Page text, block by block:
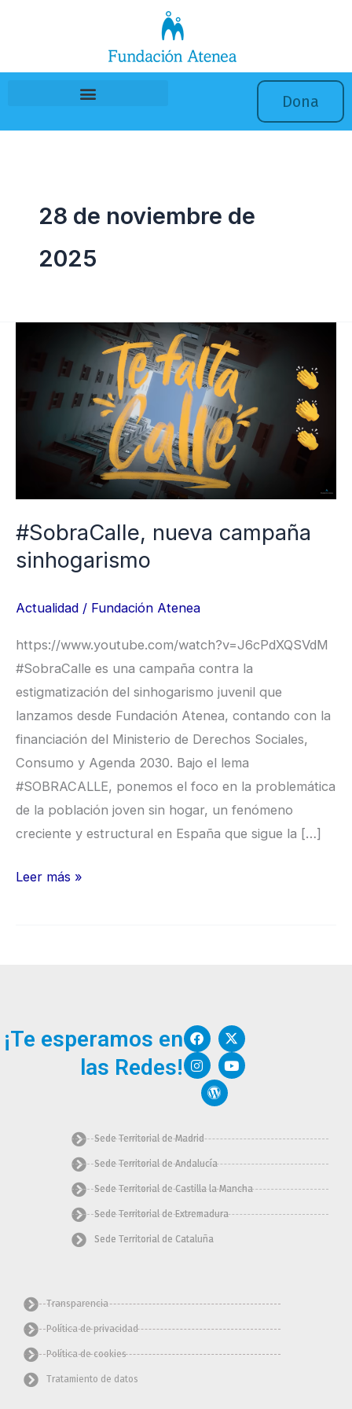
Dona
28 de noviembre de
2025
#SobraCalle, nueva campaña
sinhogarismo
Actualidad / Fundación Atenea
https://www.youtube.com/watch?v=J6cPdXQSVdM
#SobraCalle es una campaña contra la
estigmatización del sinhogarismo juvenil que
lanzamos desde Fundación Atenea, contando con la
financiación del Ministerio de Derechos Sociales,
Consumo y Agenda 2030. Bajo el lema
#SOBRACALLE, ponemos el foco en la problemática
de la población joven sin hogar, un fenómeno
creciente y estructural en España que sigue la […]
campaña
sinhogarismo
Leer más »
¡Te esperamos en
las Redes!
F
a
c
e
b
o
X
-
t
w
i
r
I
n
s
t
a
g
m
Y
o
u
t
u
W
o
d
p
r
e
s
Sede Territorial de Madrid
Sede Territorial de Andalucía
Sede Territorial de Castilla la Mancha
Sede Territorial de Extremadura
Sede Territorial de Cataluña
Transparencia
Política de privacidad
Política de cookies
Tratamiento de datos